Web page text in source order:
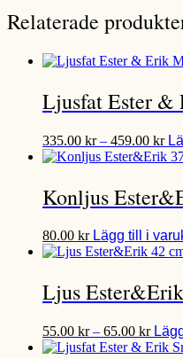
Relaterade
Ljusfat Ester &
335.00 kr – 459.00 kr
Konljus
80.00 kr Lägg till i
Ljus
55.00 kr – 65.00 kr